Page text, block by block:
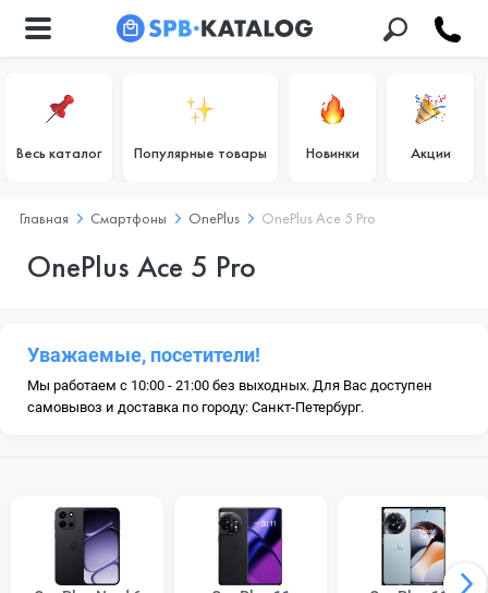
Весь каталог Популярные товары Новинки Акции
Главная Смартфоны OnePlus OnePlus Ace 5 Pro
OnePlus Ace 5 Pro
Уважаемые, посетители!
Мы работаем с 10:00 - 21:00 без выходных. Для Вас доступен
самовывоз и доставка по городу: Санкт-Петербург.